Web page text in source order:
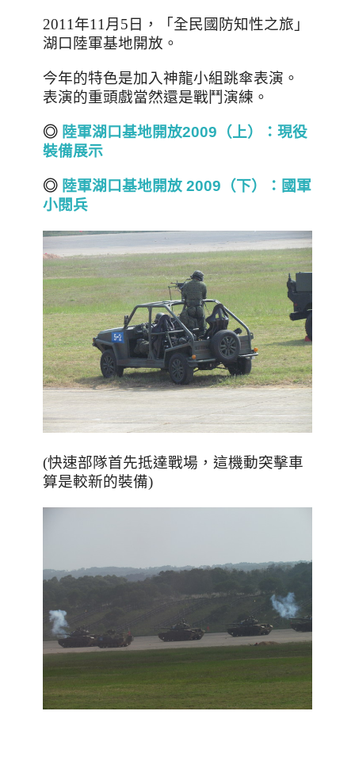
2011年11 月 5 日，「全民國防知性之旅」
湖口陸軍基地開放。
今年的特色是加入神龍小組跳傘表演。
表演的重頭戲當然還是戰鬥演練。
◎ 陸軍湖口基地開放2009（上）：現役
裝備展示
◎ 陸軍湖口基地開放 2009（下）：國軍
小閱兵
(快速部隊首先抵達戰場，這機動突擊車
算是較新的裝備)